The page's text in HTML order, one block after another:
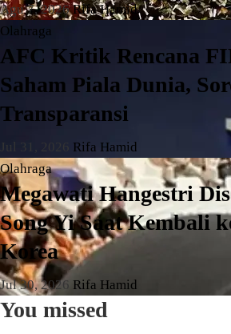
Agu 7, 2026Rifa Hamid
Olahraga
AFC Kritik Rencana
Saham Piala Dunia,
Transparansi
Jul 31, 2026 Rifa Hamid
Olahraga
Megawati Hangestri
Song Yi Saat Kembali
Korea
Jul 30, 2026 Rifa Hamid
You missed